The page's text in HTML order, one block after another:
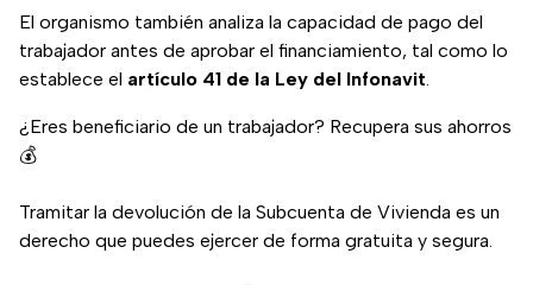
El organismo también analiza la capacidad de pago del
trabajador antes de aprobar el financiamiento, tal como lo
establece el artículo 41 de la Ley del Infonavit.
¿Eres beneficiario de un trabajador? Recupera sus ahorros
💰​
Tramitar la devolución de la Subcuenta de Vivienda es un
derecho que puedes ejercer de forma gratuita y segura. ​